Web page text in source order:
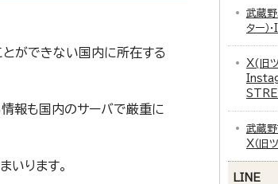
とができない国内に所在する
報も国内のサーバで厳重に
いります。
武蔵野
ター
X(旧ツ
武蔵
X（旧
LINE